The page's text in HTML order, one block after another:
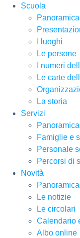
Scuola
Panoramica
I luoghi
Le persone
I numeri
Le carte
La storia
Servizi
Panoramica
Famiglie e
Personale
Percorsi di
Novità
Panoramica
Le notizie
Le circolari
Calendario
Albo online